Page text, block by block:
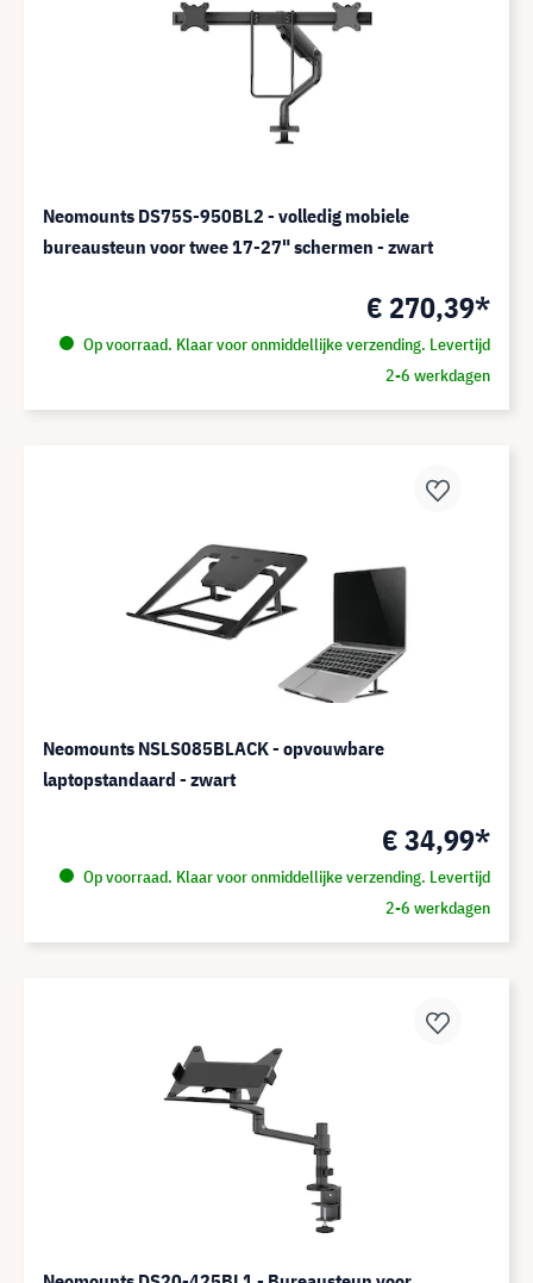
Neomounts DS75S-950BL2 - volledig mobiele
bureausteun voor twee 17-27" schermen - zwart
€ 270,39*
Op voorraad. Klaar voor onmiddellijke verzending. Levertijd
2-6 werkdagen
Neomounts NSLS085BLACK - opvouwbare
laptopstandaard - zwart
€ 34,99*
Op voorraad. Klaar voor onmiddellijke verzending. Levertijd
2-6 werkdagen